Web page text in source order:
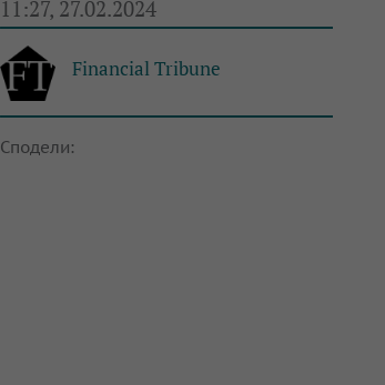
11:27, 27.02.2024
Financial Tribune
Сподели: